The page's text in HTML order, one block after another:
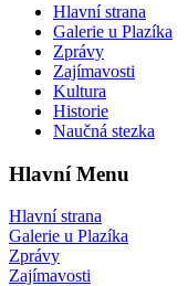
Hlavní strana
Galerie u Plazíka
Zprávy
Zajímavosti
Kultura
Historie
Naučná stezka
Hlavní Menu
Hlavní strana
Galerie u Plazíka
Zprávy
Zajímavosti